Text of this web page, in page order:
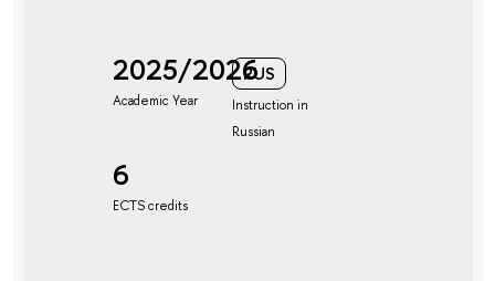
2025/2026
Academic Year
RUS
Instruction in
Russian
6
ECTS credits